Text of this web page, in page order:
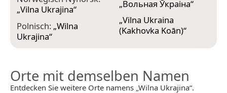
„Vilna Ukrajina“
Polnisch: „Wilna
Ukrajina“
„Вольная Ўкраіна“
„Vilna Ukraina
(Kakhovka Koān)“
Orte mit demselben Namen
Entdecken Sie weitere Orte namens „Wilna Ukrajina“.